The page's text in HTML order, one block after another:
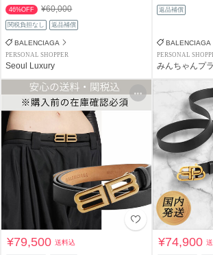
46%OFF ¥60,000
関税負担なし 返品補償
BALENCIAGA
PERSONAL SHOPPER
Seoul Luxury
返品補償
BALENCIAGA
PERSONAL
みんちゃんプ
¥79,500送料込 ¥74,900